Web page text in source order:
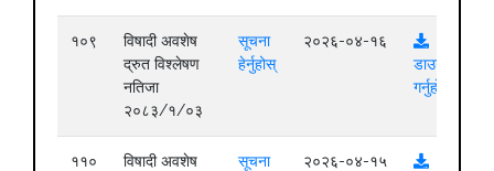
१०९
विषादी अवशेष
द्रुत विश्लेषण
नतिजा
२०८३/१/०३
सूचना
हेर्नुहोस्
२०२६-०४-१६
डाउनलोड
गर्नुहोस्
११०
विषादी अवशेष
सूचना
२०२६-०४-१५